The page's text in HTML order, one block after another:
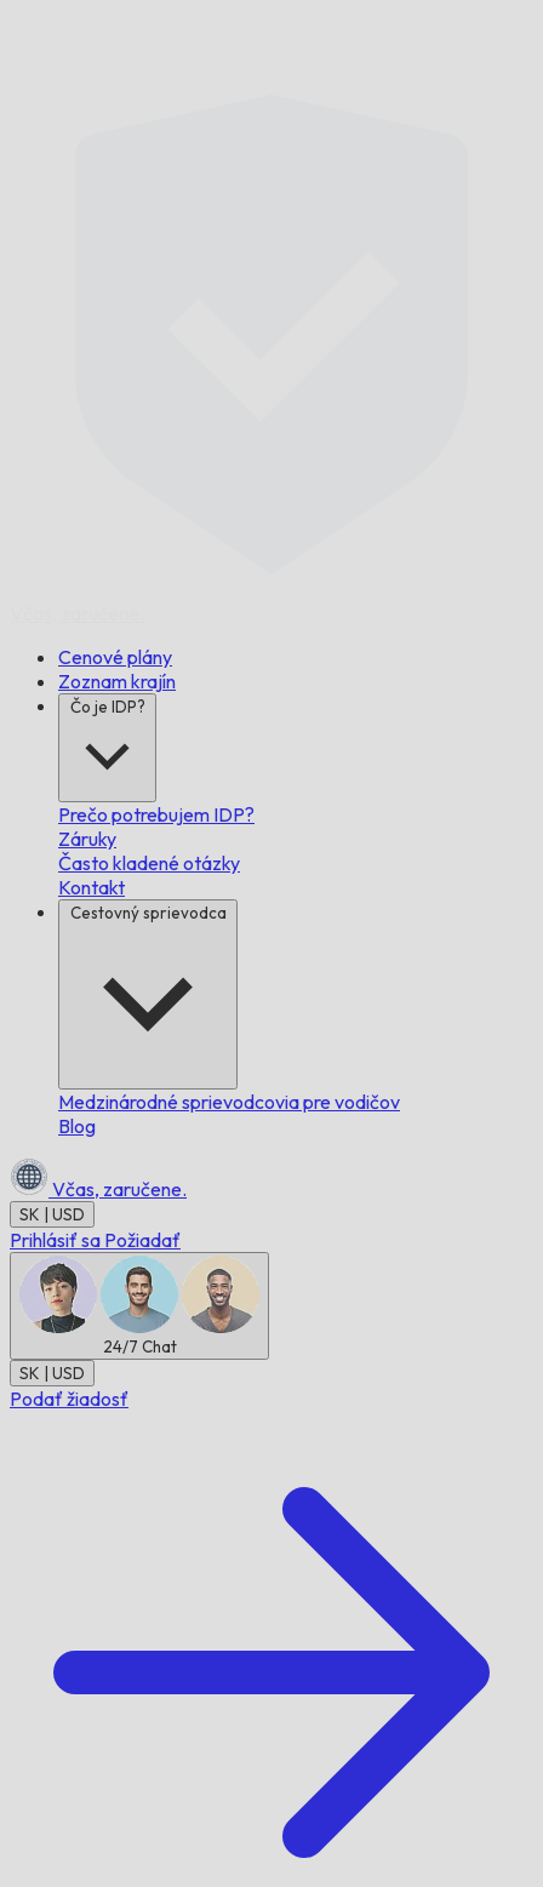
Cenové plány
Zoznam krajín
Čo je IDP?
Prečo potrebujem IDP?
Záruky
Často kladené otázky
Kontakt
Cestovný sprievodca
Medzinárodné sprievodcovia pre vodičov
Blog
Včas, zaručene.
SK | USD
Prihlásiť sa Požiadať
24/7 Chat
SK | USD
Podať žiadosť